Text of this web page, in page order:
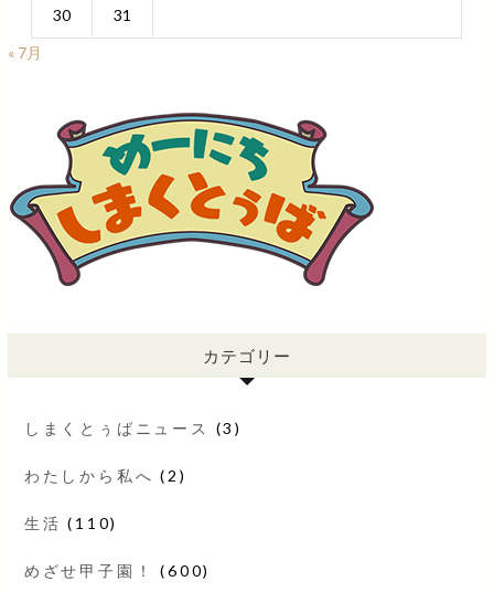
30
31
« 7月
カテゴリー
しまくとぅばニュース (3)
わたしから私へ (2)
生活 (110)
めざせ甲子園！ (600)